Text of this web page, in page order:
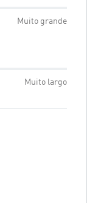
Muito grande
Muito largo